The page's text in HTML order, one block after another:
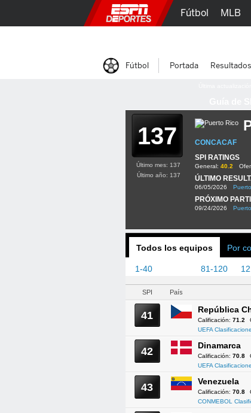
137
CONCACAF
SPI RATINGS
General: 40.2
ÚLTIMO
06/05/2026
PRÓXIMO
09/24/2026
Último mes: 137
Último año: 137
Todos los equipos Por
1-40 81-120
SPI
País
41 República
Calificación: 71.2
UEFA
42 Dinamarca
Calificación: 70.8
UEFA
43 Venezuela
Calificación: 70.8
CONMEBOL
Fútbol MLB
Fútbol Portada Resultados